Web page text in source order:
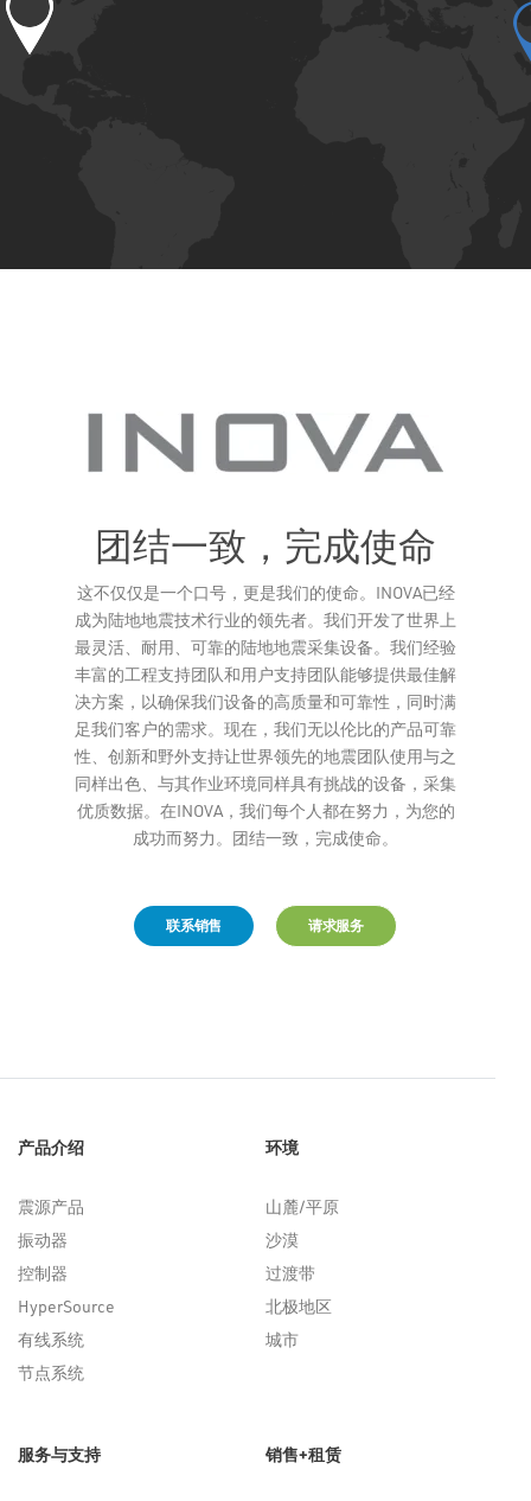
团结一致，完成使命
这不仅仅是一个口号，更是我们的使命。INOVA已经
成为陆地地震技术行业的领先者。我们开发了世界上
最灵活、耐用、可靠的陆地地震采集设备。我们经验
丰富的工程支持团队和用户支持团队能够提供最佳解
决方案，以确保我们设备的高质量和可靠性，同时满
足我们客户的需求。现在，我们无以伦比的产品可靠
性、创新和野外支持让世界领先的地震团队使用与之
同样出色、与其作业环境同样具有挑战的设备，采集
优质数据。在INOVA，我们每个人都在努力，为您的
成功而努力。团结一致，完成使命。
联系销售 请求服务
产品介绍
震源产品
振动器
控制器
HyperSource
有线系统
节点系统
环境
山麓/平原
沙漠
过渡带
北极地区
城市
服务与支持 销售+租赁